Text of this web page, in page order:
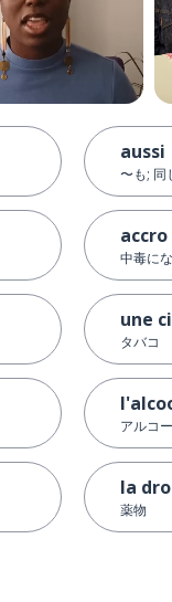
aussi
〜も; 同
accro
中毒に
une
タバコ
アルコ
la
薬物